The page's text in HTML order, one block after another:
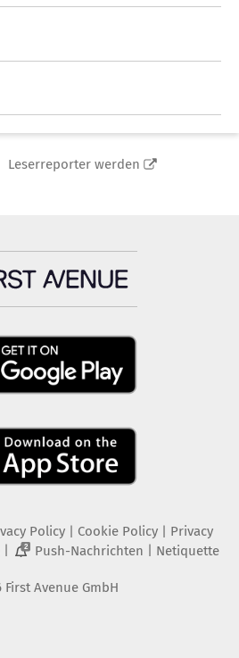
Leserreporter werden
Policy| Cookie Policy| Privacy
| 2 Push-Nachrichten Netiquette
First Avenue GmbH